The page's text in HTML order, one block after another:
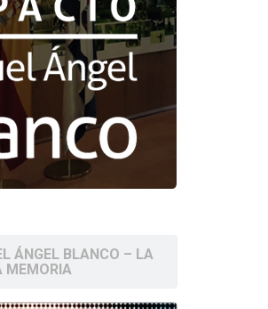
ÁNGEL BLANCO – LA
MEMORIA